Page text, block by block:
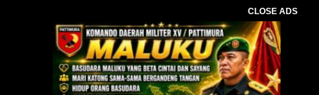
CLOSE ADS